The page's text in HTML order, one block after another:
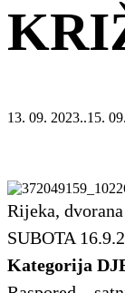
13. 09. 2023..15.
Rijeka,
SUBOTA
Kategorija